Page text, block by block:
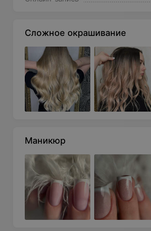
Атмосфера и обстановка
Интерьер салона «Эгоист&ка»
расслабляющую атмосферу.
особенно после насыщенного
салона делает все возможное,
Специалисты салона
совершенствуют навыки,
профессиональные средства
Салон красоты «Эгоист&ка» —
обеспечивая подходящий уход
Сложное окрашивание
Маникюр